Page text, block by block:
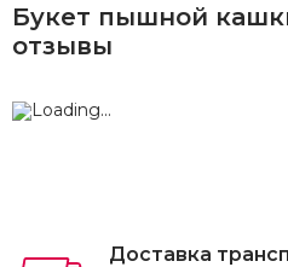
Букет пышной
отзывы
Доставка